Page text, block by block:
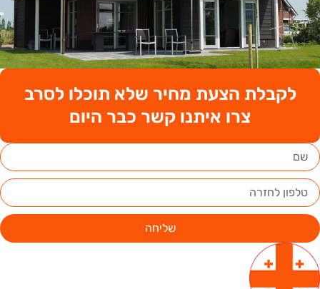
לקבלת הצעת מחיר שלא תוכלו לסרב
צרו איתנו קשר כבר היום
שליחה